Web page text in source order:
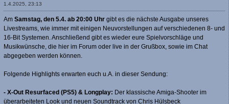
1.4.2025, 23:13
Am Samstag, den 5.4. ab 20:00 Uhr gibt es die nächste Ausgabe unseres
Livestreams, wie immer mit einigen Neuvorstellungen auf verschiedenen 8- und
16-Bit Systemen. Anschließend gibt es wieder eure Spielvorschläge und
Musikwünsche, die hier im Forum oder live in der Grußbox, sowie im Chat
abgegeben werden können.
Folgende Highlights erwarten euch u.A. in dieser Sendung:
- X-Out Resurfaced (PS5) & Longplay: Der klassische Amiga-Shooter im
überarbeiteten Look und neuen Soundtrack von Chris Hülsbeck